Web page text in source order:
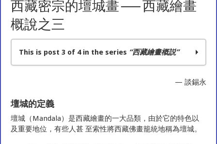
西藏密宗的壇城畫 ── 西藏繪畫
概說之三
This is post 3 of 4 in the series “西藏繪畫概説”
西藏密宗的壇城畫 ── 西藏繪畫概說之三
咒輪厭勝及祈福符 ── 西藏繪畫概說之四
— 談錫永
壇城的定義
壇城（Mandala）是西藏繪畫的一大品類，由於它的特色以
及重要地位，有些人甚 至索性將西藏佛畫籠統地稱為壇城。